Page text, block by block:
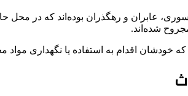
از مصدومان چهارشنبه‌سوری، عابران و رهگذران
شده‌اند.
خودشان اقدام به استفاده یا نگهداری مواد